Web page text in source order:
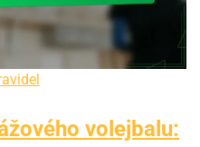
volejbalu: